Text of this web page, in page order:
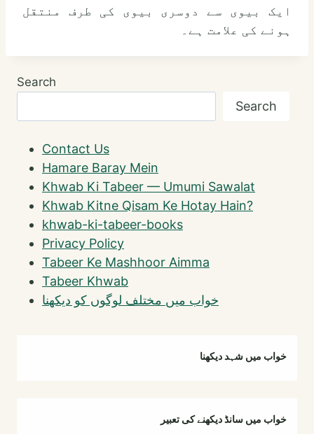
ایک بیوی سے دوسری بیوی کی طرف منتقل
ہونے کی علامت ہے۔
Search
Search
Contact Us
Hamare Baray Mein
Khwab Ki Tabeer — Umumi Sawalat
Khwab Kitne Qisam Ke Hotay Hain?
khwab-ki-tabeer-books
Privacy Policy
Tabeer Ke Mashhoor Aimma
Tabeer Khwab
خواب میں مختلف لوگوں کو دیکھنا
خواب میں شہد دیکھنا
خواب میں سانڈ دیکھنے کی تعبیر